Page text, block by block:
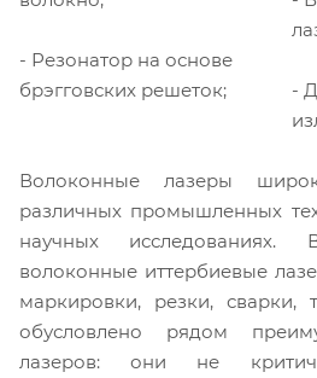
- Резонатор на основе
брэгговских решеток;
-
Волоконные лазеры
различных промышленных
научных исследованиях.
волоконные иттербиевые
маркировки, резки, сварки,
обусловлено рядом
лазеров: они не